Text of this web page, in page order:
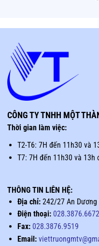
CÔNG TY TNHH MỘT
Thời gian làm việc:
T2-T6: 7H đến 11h30 và
T7: 7H đến 11h30 và 13h
THÔNG TIN LIÊN HỆ:
Địa chỉ:242/27 An Dương
Điện thoại: 028.3876.6672
Fax: 028.3876.9519
Email: